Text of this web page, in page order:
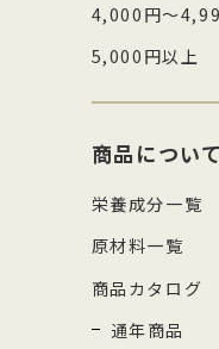
4,000円～
5,000円以上
商品について
栄養成分一覧
原材料一覧
商品カタログ
通年商品